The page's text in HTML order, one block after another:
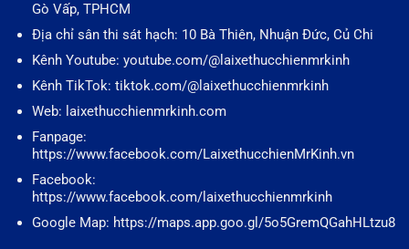
Gò Vấp, TPHCM
Địa chỉ sân thi sát hạch: 10 Bà Thiên, Nhuận Đức, Củ Chi
Kênh Youtube: youtube.com/@laixethucchienmrkinh
Kênh TikTok: tiktok.com/@laixethucchienmrkinh
Web: laixethucchienmrkinh.com
Fanpage:
https://www.facebook.com/LaixethucchienMrKinh.vn
Facebook:
https://www.facebook.com/laixethucchienmrkinh
Google Map: https://maps.app.goo.gl/5o5GremQGahHLtzu8